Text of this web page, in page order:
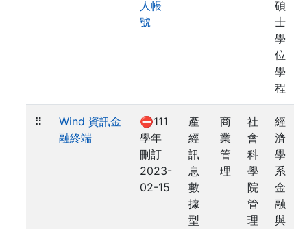
人帳
號
碩
士
學
位
學
程
⠿
Wind 資訊金
融終端
⛔111
學年
刪訂
2023-
02-15
產
經
訊
息
數
據
型
商
業
管
理
社
會
科
學
院
管
理
經
濟
學
系
金
融
與